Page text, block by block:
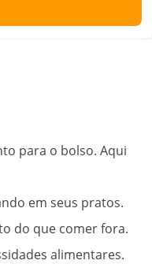
para o bolso. Aqui
em seus pratos.
do que comer fora.
alimentares.